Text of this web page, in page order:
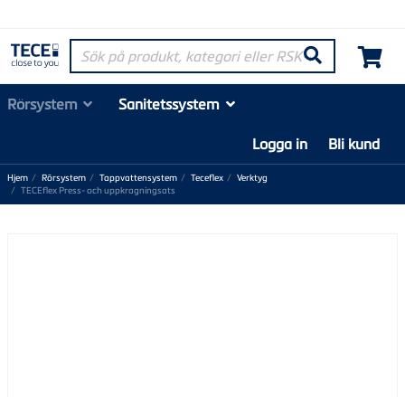
Sök på produkt, kategori eller RSK-nummer
Søk
Rörsystem
Sanitetssystem
Logga in
Bli kund
Hjem Rörsystem Tappvattensystem Teceflex
Verktyg
TECEflex Press- och uppkragningsats